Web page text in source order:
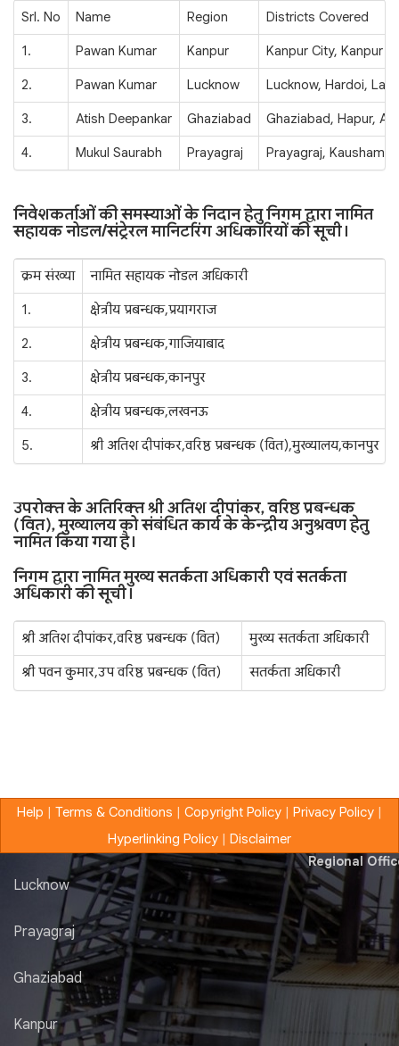
Srl. No Name Region Districts Covered
1. Pawan Kumar Kanpur Kanpur City, Kanpur
2. Pawan Kumar Lucknow Lucknow, Hardoi,
3. Atish Deepankar Ghaziabad Ghaziabad, Hapur,
4. Mukul Saurabh Prayagraj Prayagraj,
निवेशकर्ताओं की समस्याओं के निदान हेतु निगम द्वारा नामित
सहायक नोडल/संट्रेरल मानिटरिंग अधिकारियों की सूची।
क्रम संख्या नामित सहायक नोडल अधिकारी
1. क्षेत्रीय प्रबन्धक, प्रयागराज
2. क्षेत्रीय प्रबन्धक, गाजियाबाद
3. क्षेत्रीय प्रबन्धक, कानपुर
4. क्षेत्रीय प्रबन्धक, लखनऊ
5. श्री अतिश दीपांकर, वरिष्ठ प्रबन्धक (वित), मुख्यालय, कानपुर
उपरोक्त के अतिरिक्त श्री अतिश दीपांकर, वरिष्ठ प्रबन्धक
(वित), मुख्यालय को संबंधित कार्य के केन्द्रीय अनुश्रवण हेतु
नामित किया गया है।
निगम द्वारा नामित मुख्य सतर्कता अधिकारी एवं सतर्कता
अधिकारी की सूची।
श्री अतिश दीपांकर, वरिष्ठ प्रबन्धक (वित) मुख्य सतर्कता अधिकारी
श्री पवन कुमार, उप वरिष्ठ प्रबन्धक (वित) सतर्कता अधिकारी
Help | Terms & Conditions | Copyright Policy | Privacy Policy |
Hyperlinking Policy | Disclaimer
Regional
Lucknow
Prayagraj
Ghaziabad
Kanpur